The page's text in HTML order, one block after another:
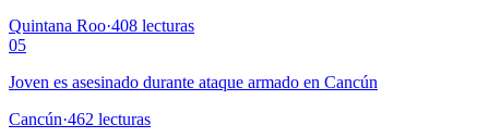
Quintana Roo·408 lecturas
05
Joven es asesinado durante ataque armado en Cancún
Cancún·462 lecturas